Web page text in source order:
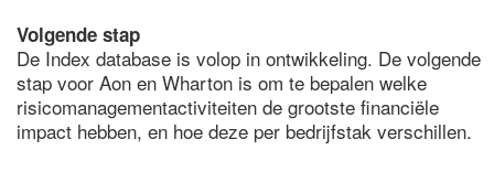
Volgende stap
De Index database is volop in ontwikkeling. De volgende
stap voor Aon en Wharton is om te bepalen welke
risicomanagementactiviteiten de grootste financiële
impact hebben, en hoe deze per bedrijfstak verschillen.